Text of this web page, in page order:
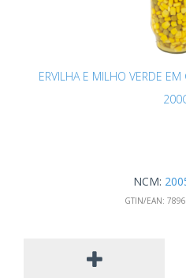
ERVILHA E MILHO VERDE
NCM:
GTIN/EAN: